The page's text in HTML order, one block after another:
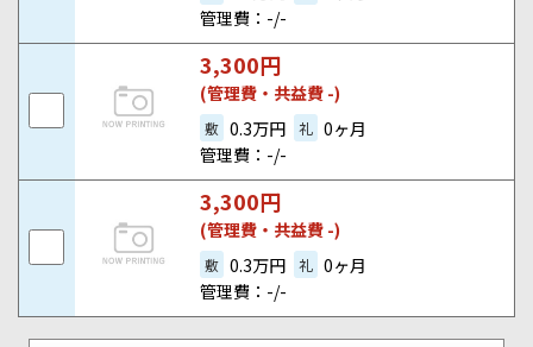
管理費：-/-
3,300円
(管理費・共益費 -)
敷 0.3万円 礼 0ヶ月
管理費：-/-
3,300円
(管理費・共益費 -)
敷 0.3万円 礼 0ヶ月
管理費：-/-